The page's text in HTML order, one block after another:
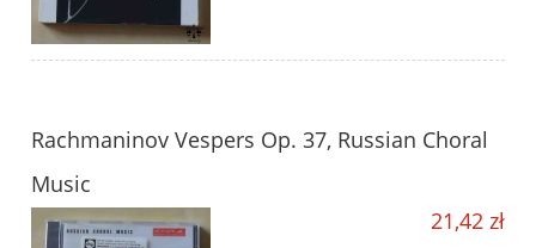
Rachmaninov Vespers Op. 37, Russian Choral
Music
21,42 zł